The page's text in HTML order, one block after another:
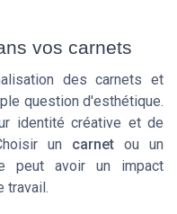
vos carnets
des carnets et
question d'esthétique.
identité créative et de
un carnetou un
peut avoir un impact
travail.